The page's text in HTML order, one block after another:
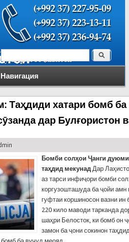
Навигация
Форма поиска Поиск
Таҳдиди хатари бомб ба
дар Булғористон
Бомби солҳои Ҷанги
таҳдид мекунадДар
аз тарси инфиҷори бомби
коргузошташуда ба ҷойи
гуфтаи коршиносон вазни ин
220 кило маводи тарканда
шаҳри Белосток, ки бомб он
замон ба ҷони сокинон